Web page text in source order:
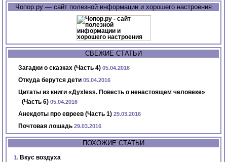
Чопор.ру — сайт полезной информации и хорошего настроения
СВЕЖИЕ СТАТЬИ
Загадки о сказках (Часть 4) 05.04.2016
Откуда берутся дети 05.04.2016
Цитаты из книги «Духless. Повесть о ненастоящем человеке»
(Часть 6) 05.04.2016
Анекдоты про евреев (Часть 1) 29.03.2016
Почтовая лошадь 29.03.2016
ПОХОЖИЕ СТАТЬИ
Вкус воздуха